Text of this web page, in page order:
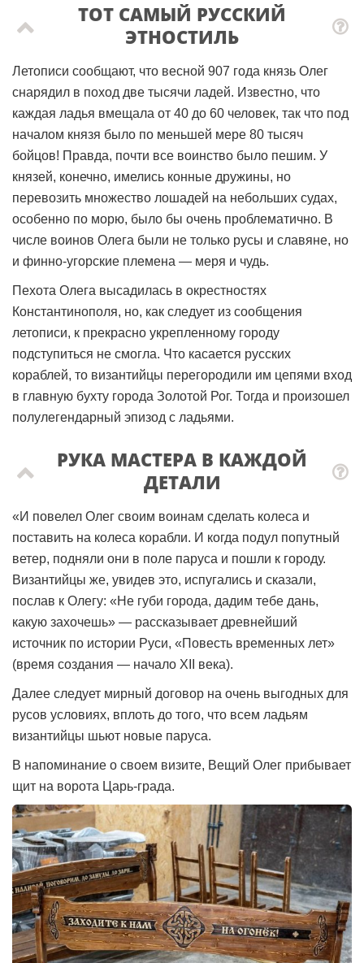
ТОТ САМЫЙ РУССКИЙ
ЭТНОСТИЛЬ
Летописи сообщают, что весной 907 года князь Олег
снарядил в поход две тысячи ладей. Известно, что
каждая ладья вмещала от 40 до 60 человек, так что под
началом князя было по меньшей мере 80 тысяч
бойцов! Правда, почти все воинство было пешим. У
князей, конечно, имелись конные дружины, но
перевозить множество лошадей на небольших судах,
особенно по морю, было бы очень проблематично. В
числе воинов Олега были не только русы и славяне, но
и финно-угорские племена — меря и чудь.
Пехота Олега высадилась в окрестностях
Константинополя, но, как следует из сообщения
летописи, к прекрасно укрепленному городу
подступиться не смогла. Что касается русских
кораблей, то византийцы перегородили им цепями вход
в главную бухту города Золотой Рог. Тогда и произошел
полулегендарный эпизод с ладьями.
РУКА МАСТЕРА В КАЖДОЙ
ДЕТАЛИ
«И повелел Олег своим воинам сделать колеса и
поставить на колеса корабли. И когда подул попутный
ветер, подняли они в поле паруса и пошли к городу.
Византийцы же, увидев это, испугались и сказали,
послав к Олегу: «Не губи города, дадим тебе дань,
какую захочешь» — рассказывает древнейший
источник по истории Руси, «Повесть временных лет»
(время создания — начало XII века).
Далее следует мирный договор на очень выгодных для
русов условиях, вплоть до того, что всем ладьям
византийцы шьют новые паруса.
В напоминание о своем визите, Вещий Олег прибывает
щит на ворота Царь-града.